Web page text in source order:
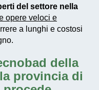
del settore nella
opere veloci e
a lunghi e costosi
della
provincia di